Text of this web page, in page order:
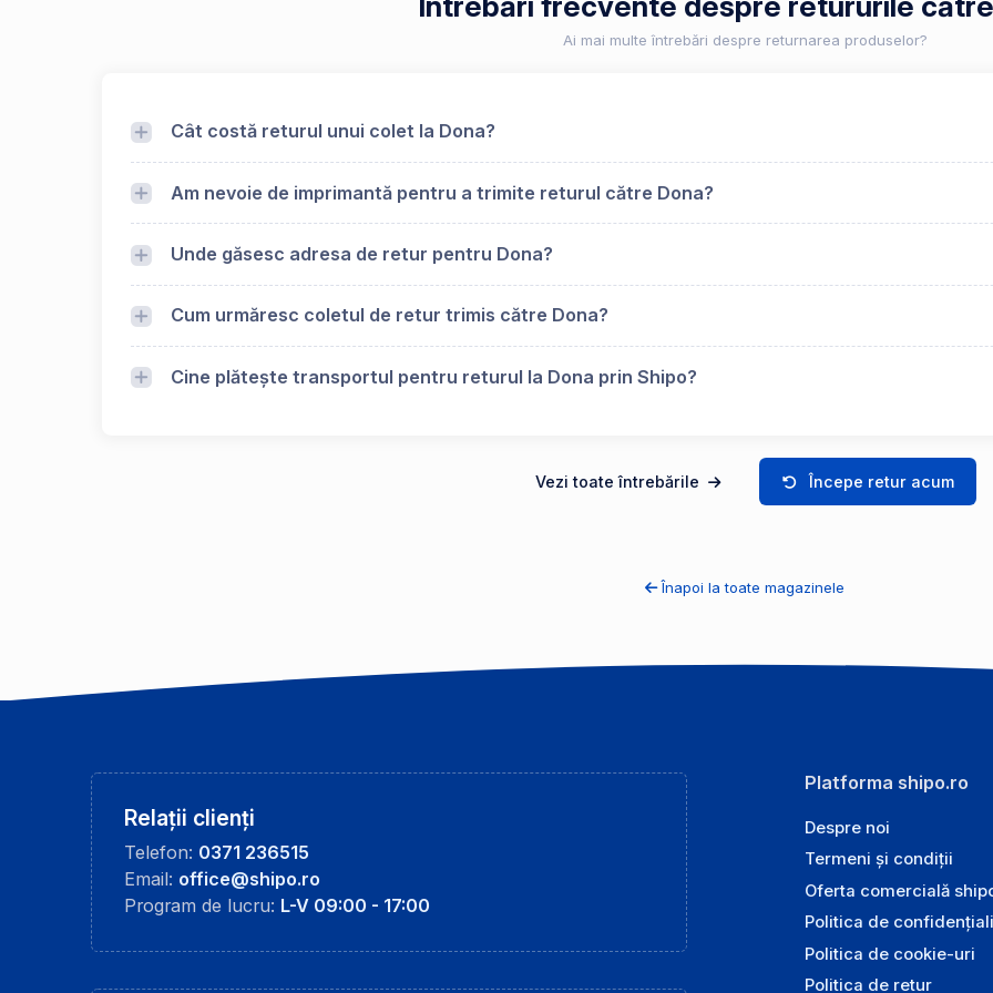
Ai mai multe întrebări despre returnarea produselor?
Cât costă returul unui colet la Dona?
Am nevoie de imprimantă pentru a trimite returul către Dona?
Unde găsesc adresa de retur pentru Dona?
Cum urmăresc coletul de retur trimis către Dona?
Cine plătește transportul pentru returul la Dona prin Shipo?
Vezi toate întrebările Începe retur acum
Înapoi la toate magazinele
Relații clienți
Telefon: 0371 236515
Email: office@shipo.ro
Program de lucru: L-V 09:00 - 17:00
Platforma shipo.ro
Despre noi
Termeni și condiții
Oferta comercială
Politica de
Politica de cookie-uri
Politica de retur